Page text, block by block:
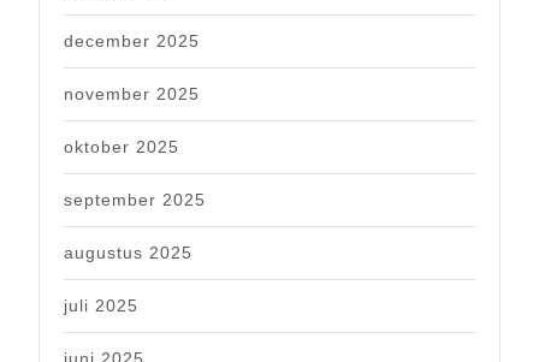
december 2025
november 2025
oktober 2025
september 2025
augustus 2025
juli 2025